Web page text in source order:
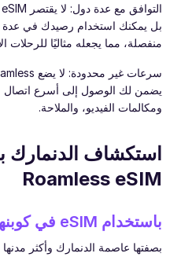
بل يمكنك استخدام رصيدك في
منفصلة، مما يجعله مثاليًا للرحلات
يضمن لك الوصول إلى أسرع اتصال
ومكالمات الفيديو، والملاحة.
استكشاف الدنمارك
Roamless eSIM
باستخدام eSIM في كوبنهاغن
بصفتها عاصمة الدنمارك وأكثر